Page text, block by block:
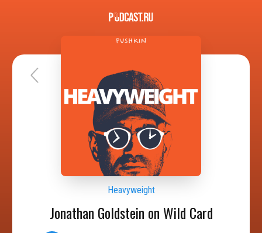
Heavyweight
Jonathan Goldstein on Wild Card